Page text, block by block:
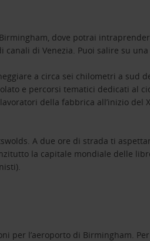
dove potrai
di Venezia. Puoi salire su
a circa sei chilometri a sud
e percorsi tematici dedicati al
della fabbrica all’inizio del
A due ore di strada ti
la capitale mondiale delle
per l’aeroporto di Birmingham.